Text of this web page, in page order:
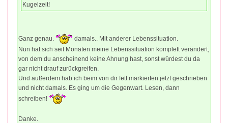
Kugelzeit!
Ganz genau.
damals.. Mit anderer Lebenssituation.
Nun hat sich seit Monaten meine Lebenssituation komplett verändert,
von dem du anscheinend keine Ahnung hast, sonst würdest du da
gar nicht drauf zurückgreifen.
Und außerdem hab ich beim von dir fett markierten jetzt geschrieben
und nicht damals. Es ging um die Gegenwart. Lesen, dann
schreiben!
Danke.